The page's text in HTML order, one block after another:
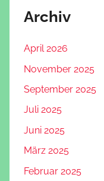
Archiv
April 2026
November 2025
September 2025
Juli 2025
Juni 2025
März 2025
Februar 2025